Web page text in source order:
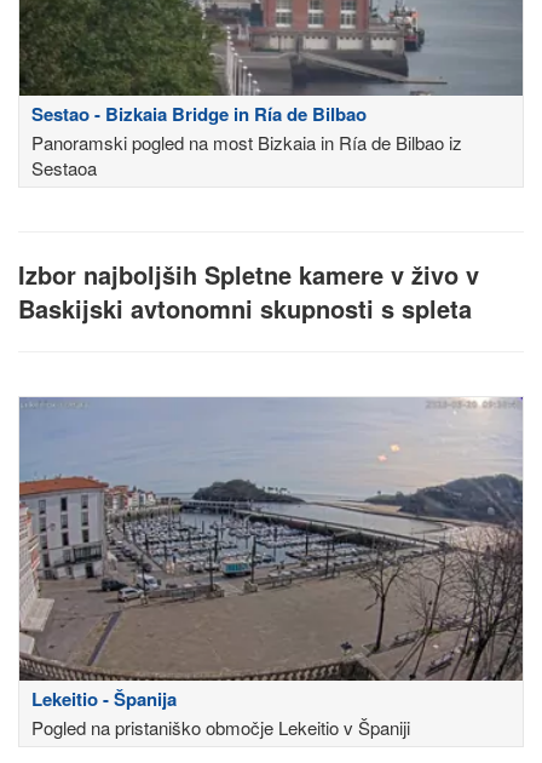
Sestao - Bizkaia Bridge in Ría de Bilbao
Panoramski pogled na most Bizkaia in Ría de Bilbao iz
Sestaoa
Izbor najboljših Spletne kamere v živo v
Baskijski avtonomni skupnosti s spleta
Lekeitio - Španija
Pogled na pristaniško območje Lekeitio v Španiji